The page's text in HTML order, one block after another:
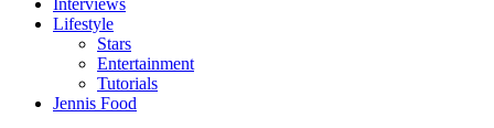
Interviews
Lifestyle
Stars
Entertainment
Tutorials
Jennis Food